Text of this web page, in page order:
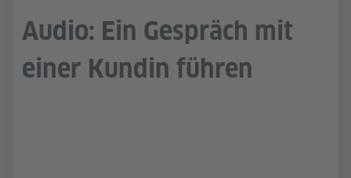
Audio: Ein Gespräch mit
einer Kundin führen